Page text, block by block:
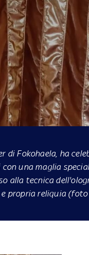
di Fokohaela, ha
una maglia
alla tecnica
propria reliquia (foto